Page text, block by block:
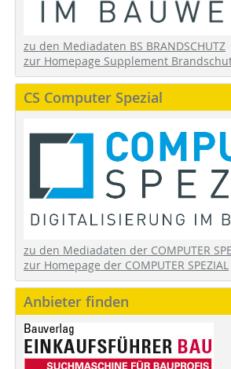
zu den Mediadaten BS BRANDSCHUTZ
zur Homepage Supplement
CS Computer Spezial
zu den Mediadaten der COMPUTER
zur Homepage der COMPUTER SPEZIAL
Anbieter finden